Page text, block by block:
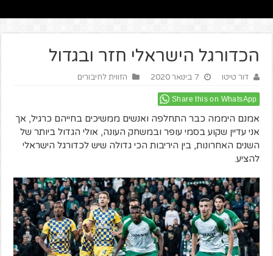
הכדורגל הישראלי חזר ובגדול
דור טיטו 7 בינואר 2020 הזווית לחיבורים
Share this on WhatsApp
אמנם היממה כבר התחלפה ואנשים ממשיכים בחייהם כרגיל, אך
אני עדיין שקוע בסמי עופר ובמשחק העונה, אולי הגדול ביותר של
השנים האחרונות, בין היריבות הכי גדולה שיש לכדורגל הישראלי
להציע.